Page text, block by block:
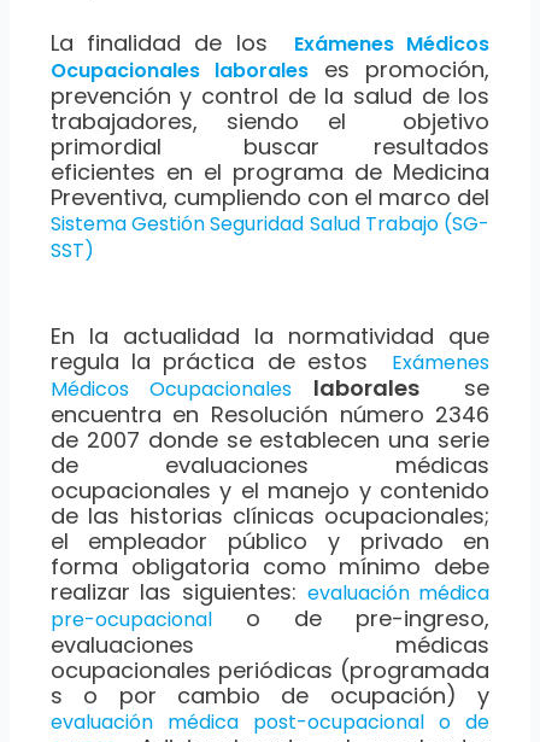
La finalidad de los Exámenes Médicos
Ocupacionales laboraleses promoción,
prevención y control de la salud de los
trabajadores, siendo el objetivo
primordial buscar resultados
eficientes en el programa de Medicina
Preventiva, cumpliendo con el marco del
Sistema Gestión Seguridad Salud Trabajo (SG-
SST)
En la actualidad la normatividad que
regula la práctica de estos Exámenes
Médicos Ocupacionales laborales se
encuentra en Resolución número 2346
de 2007 donde se establecen una serie
de evaluaciones médicas
ocupacionales y el manejo y contenido
de las historias clínicas ocupacionales;
el empleador público y privado en
forma obligatoria como mínimo debe
realizar las siguientes: evaluación médica
pre-ocupacionalo de pre-ingreso,
evaluaciones médicas
ocupacionales periódicas (programada
s o por cambio de ocupación) y
evaluación médica post-ocupacional o de